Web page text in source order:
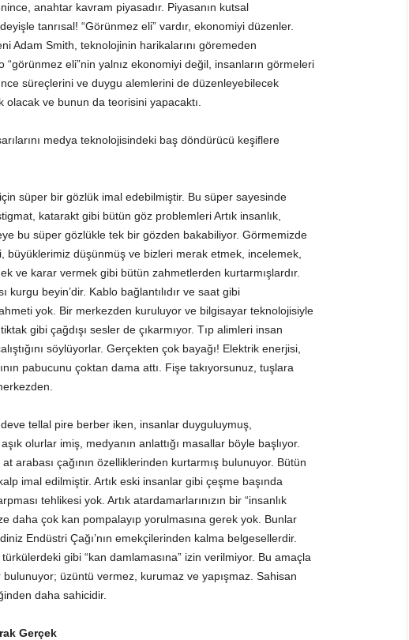
anahtar kavram piyasadır. Piyasanın kutsal
tanrısal! “Görünmez eli” vardır, ekonomiyi düzenler.
Adam Smith, teknolojinin harikalarını göremeden
“görünmez eli”nin yalnız ekonomiyi değil, insanların görmeleri
süreçlerini ve duygu alemlerini de düzenleyebilecek
olacak ve bunun da teorisini yapacaktı.
medya teknolojisindeki baş döndürücü keşiflere
süper bir gözlük imal edebilmiştir. Bu süper sayesinde
katarakt gibi bütün göz problemleri Artık insanlık,
bu süper gözlükle tek bir gözden bakabiliyor. Görmemizde
büyüklerimiz düşünmüş ve bizleri merak etmek, incelemek,
ve karar vermek gibi bütün zahmetlerden kurtarmışlardır.
kurgu beyin’dir. Kablo bağlantılıdır ve saat gibi
yok. Bir merkezden kuruluyor ve bilgisayar teknolojisiyle
gibi çağdışı sesler de çıkarmıyor. Tıp alimleri insan
söylüyorlar. Gerçekten çok bayağı! Elektrik enerjisi,
pabucunu çoktan dama attı. Fişe takıyorsunuz, tuşlara
tellal pire berber iken, insanlar duyguluymuş,
olurlar imiş, medyanın anlattığı masallar böyle başlıyor.
arabası çağının özelliklerinden kurtarmış bulunuyor. Bütün
imal edilmiştir. Artık eski insanlar gibi çeşme başında
tehlikesi yok. Artık atardamarlarınızın bir “insanlık
daha çok kan pompalayıp yorulmasına gerek yok. Bunlar
Endüstri Çağı’nın emekçilerinden kalma belgesellerdir.
gibi “kan damlamasına” izin verilmiyor. Bu amaçla
bulunuyor; üzüntü vermez, kurumaz ve yapışmaz. Sahisan
daha sahicidir.
Gerçek